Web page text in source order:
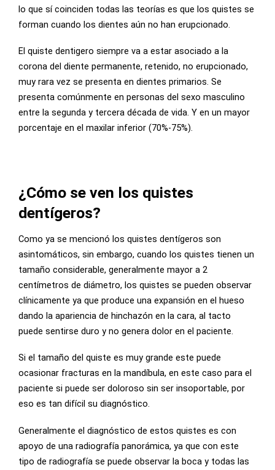
lo que sí coinciden todas las teorías es que los quistes se
forman cuando los dientes aún no han erupcionado.
El quiste dentigero siempre va a estar asociado a la
corona del diente permanente, retenido, no erupcionado,
muy rara vez se presenta en dientes primarios. Se
presenta comúnmente en personas del sexo masculino
entre la segunda y tercera década de vida. Y en un mayor
porcentaje en el maxilar inferior (70%-75%).
¿Cómo se ven los quistes
dentígeros?
Como ya se mencionó los quistes dentígeros son
asintomáticos, sin embargo, cuando los quistes tienen un
tamaño considerable, generalmente mayor a 2
centímetros de diámetro, los quistes se pueden observar
clínicamente ya que produce una expansión en el hueso
dando la apariencia de hinchazón en la cara, al tacto
puede sentirse duro y no genera dolor en el paciente.
Si el tamaño del quiste es muy grande este puede
ocasionar fracturas en la mandíbula, en este caso para el
paciente si puede ser doloroso sin ser insoportable, por
eso es tan difícil su diagnóstico.
Generalmente el diagnóstico de estos quistes es con
apoyo de una radiografía panorámica, ya que con este
tipo de radiografía se puede observar la boca y todas las